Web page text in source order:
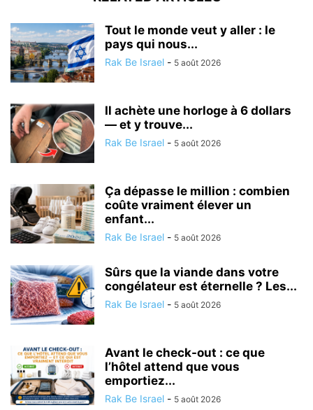
Tout le monde veut y aller : le
pays qui nous...
Rak Be Israel - 5 août 2026
Il achète une horloge à 6 dollars
— et y trouve...
Rak Be Israel - 5 août 2026
Ça dépasse le million : combien
coûte vraiment élever un
enfant...
Rak Be Israel - 5 août 2026
Sûrs que la viande dans votre
congélateur est éternelle ? Les...
Rak Be Israel - 5 août 2026
Avant le check-out : ce que
l’hôtel attend que vous
emportiez...
Rak Be Israel - 5 août 2026